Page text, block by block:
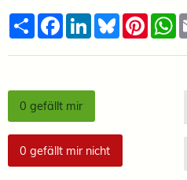
TeilenFacebook
LinkedInBluesky
0 gefällt mir
0 gefällt mir nicht